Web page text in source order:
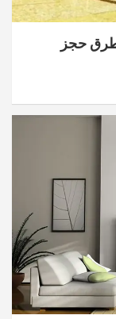
طرق حجز